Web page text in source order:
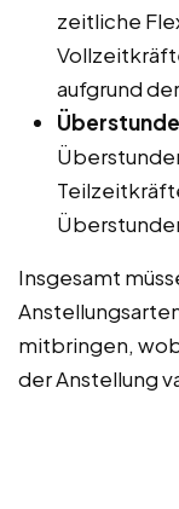
zeitliche
aufgrund
Insgesamt
mitbringen,
der Anstellung